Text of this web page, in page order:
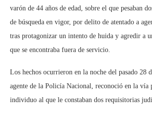
varón de 44 años de edad, sobre el que pesaban
de búsqueda en vigor, por delito de atentado a
tras protagonizar un intento de huida y agredir a
que se encontraba fuera de servicio.
Los hechos ocurrieron en la noche del pasado 28
agente de la Policía Nacional, reconoció en la vía
individuo al que le constaban dos requisitorias